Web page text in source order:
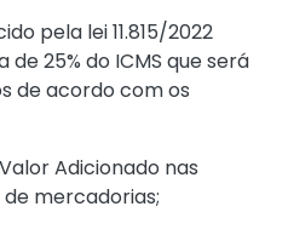
pela lei 11.815/2022
25% do ICMS que será
de acordo com os
Adicionado nas
mercadorias;